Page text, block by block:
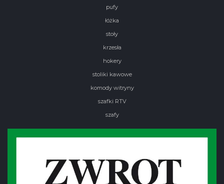
pufy
łóżka
stoły
krzesła
hokery
stoliki kawowe
komody witryny
szafki RTV
szafy